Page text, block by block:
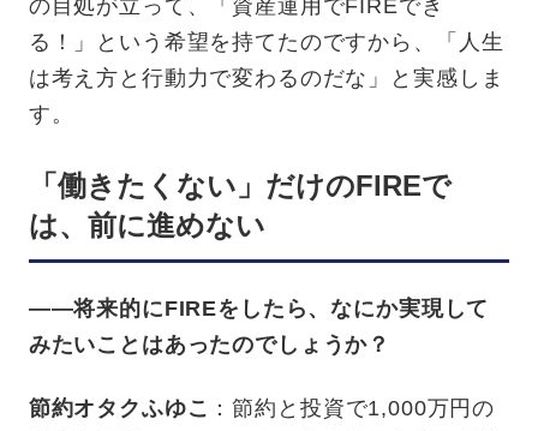
の目処が立って、「資産運用でFIREでき
る！」という希望を持てたのですから、「人生
は考え方と行動力で変わるのだな」と実感しま
す。
「働きたくない」だけのFIREで
は、前に進めない
——将来的にFIREをしたら、なにか実現して
みたいことはあったのでしょうか？
節約オタクふゆこ ：節約と投資で1,000万円の